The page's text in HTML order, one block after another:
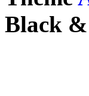
Black &